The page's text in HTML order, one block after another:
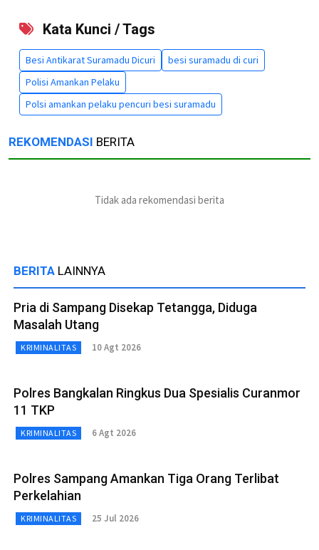
Kata Kunci / Tags
Besi Antikarat Suramadu Dicuri
besi suramadu di curi
Polisi Amankan Pelaku
Polsi amankan pelaku pencuri besi suramadu
REKOMENDASI BERITA
Tidak ada rekomendasi berita
BERITA LAINNYA
Pria di Sampang Disekap Tetangga, Diduga
Masalah Utang
KRIMINALITAS 10 Agt 2026
Polres Bangkalan Ringkus Dua Spesialis Curanmor
11 TKP
KRIMINALITAS 6 Agt 2026
Polres Sampang Amankan Tiga Orang Terlibat
Perkelahian
KRIMINALITAS 25 Jul 2026